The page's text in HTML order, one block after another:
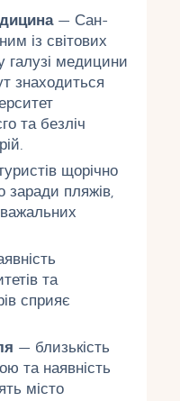
— Сан-
із світових
галузі медицини
знаходиться
та безліч
щорічно
заради пляжів,
та
сприяє
— близькість
та наявність
місто